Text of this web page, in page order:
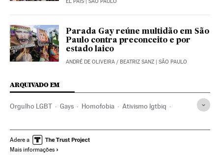
EL PAÍS | SÃO PAULO
Parada Gay reúne multidão em São
Paulo contra preconceito e por
estado laico
ANDRÉ DE OLIVEIRA / BEATRIZ SANZ | SÃO PAULO
ARQUIVADO EM
Orgulho LGBT Gays Homofobia Ativismo lgtbiq
Homossexualidade Direitos humanos
Adere a
Mais informações